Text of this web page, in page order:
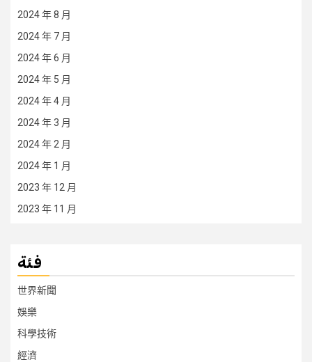
2024 年 8 月
2024 年 7 月
2024 年 6 月
2024 年 5 月
2024 年 4 月
2024 年 3 月
2024 年 2 月
2024 年 1 月
2023 年 12 月
2023 年 11 月
فئة
世界新聞
娛樂
科學技術
經濟